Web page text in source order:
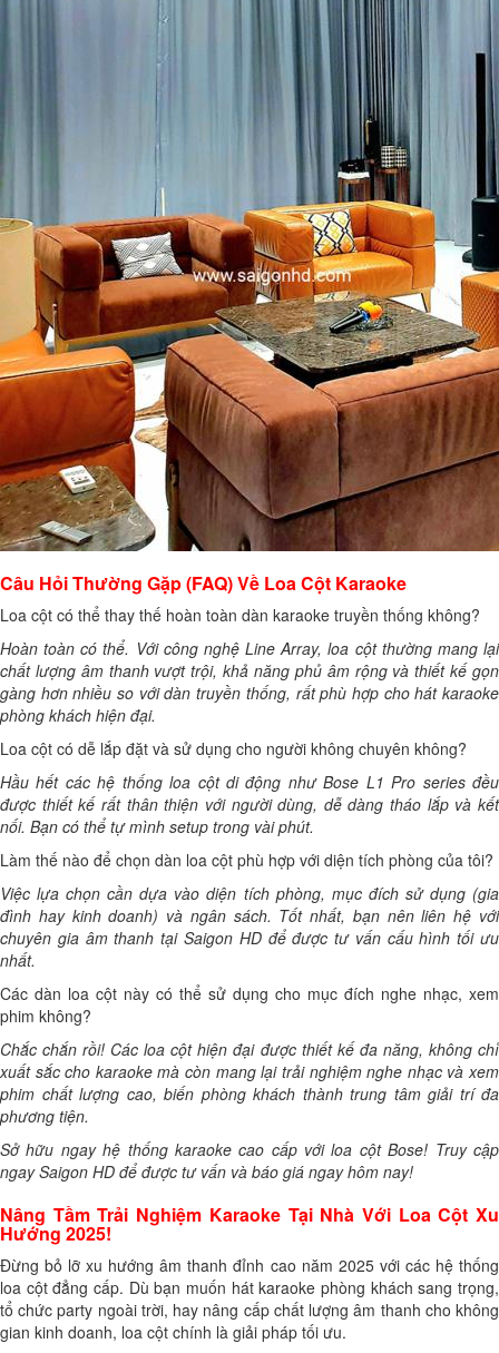
Câu Hỏi Thường Gặp (FAQ) Về Loa Cột Karaoke
Loa cột có thể thay thế hoàn toàn dàn karaoke truyền thống không?
Hoàn toàn có thể. Với công nghệ Line Array, loa cột thường mang lại
chất lượng âm thanh vượt trội, khả năng phủ âm rộng và thiết kế gọn
gàng hơn nhiều so với dàn truyền thống, rất phù hợp cho hát karaoke
phòng khách hiện đại.
Loa cột có dễ lắp đặt và sử dụng cho người không chuyên không?
Hầu hết các hệ thống loa cột di động như Bose L1 Pro series đều
được thiết kế rất thân thiện với người dùng, dễ dàng tháo lắp và kết
nối. Bạn có thể tự mình setup trong vài phút.
Làm thế nào để chọn dàn loa cột phù hợp với diện tích phòng của tôi?
Việc lựa chọn cần dựa vào diện tích phòng, mục đích sử dụng (gia
đình hay kinh doanh) và ngân sách. Tốt nhất, bạn nên liên hệ với
chuyên gia âm thanh tại Saigon HD để được tư vấn cấu hình tối ưu
nhất.
Các dàn loa cột này có thể sử dụng cho mục đích nghe nhạc, xem
phim không?
Chắc chắn rồi! Các loa cột hiện đại được thiết kế đa năng, không chỉ
xuất sắc cho karaoke mà còn mang lại trải nghiệm nghe nhạc và xem
phim chất lượng cao, biến phòng khách thành trung tâm giải trí đa
phương tiện.
Sở hữu ngay hệ thống karaoke cao cấp với loa cột Bose! Truy cập
ngay Saigon HD để được tư vấn và báo giá ngay hôm nay!
Nâng Tầm Trải Nghiệm Karaoke Tại Nhà Với Loa Cột Xu
Hướng 2025!
Đừng bỏ lỡ xu hướng âm thanh đỉnh cao năm 2025 với các hệ thống
loa cột đẳng cấp. Dù bạn muốn hát karaoke phòng khách sang trọng,
tổ chức party ngoài trời, hay nâng cấp chất lượng âm thanh cho không
gian kinh doanh, loa cột chính là giải pháp tối ưu.